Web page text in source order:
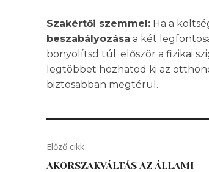
Szakértői szemmel: Ha a
beszabályozása a két
bonyolítsd túl: először a fizikai
legtöbbet hozhatod ki az
biztosabban megtérül.
Előző cikk
AKORSZAKVÁLTÁS AZ ÁLLAMI